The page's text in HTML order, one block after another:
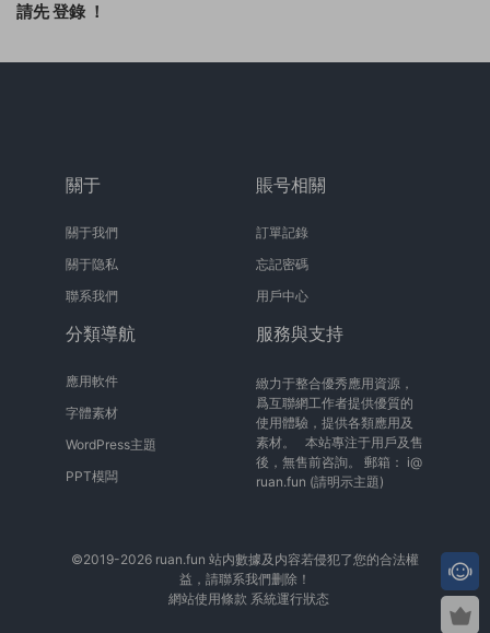
請先登錄 ！
關于
關于我們
關于隐私
聯系我們
賬号相關
訂單記錄
忘記密碼
用戶中心
分類導航
應用軟件
字體素材
WordPress主題
PPT模闆
服務與支持
緻力于整合優秀應用資源，
爲互聯網工作者提供優質的
使用體驗，提供各類應用及
素材。 本站專注于用戶及售
後，無售前咨詢。 郵箱： i@
ruan.fun (請明示主題)
©2019-2026 ruan.fun 站内數據及内容若侵犯了您的合法權
益，請聯系我們删除！
網站使用條款 系統運行狀态